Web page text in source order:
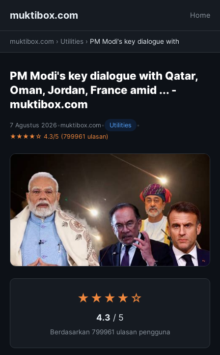
muktibox.com Home
muktibox.com › Utilities › PM Modi's key dialogue with
PM Modi's key dialogue with Qatar,
Oman, Jordan, France amid ... -
muktibox.com
7 Agustus 2026 • muktibox.com • Utilities
•
★★★★☆ 4.3/5 (799961 ulasan)
★★★★☆
4.3 / 5
Berdasarkan 799961 ulasan pengguna